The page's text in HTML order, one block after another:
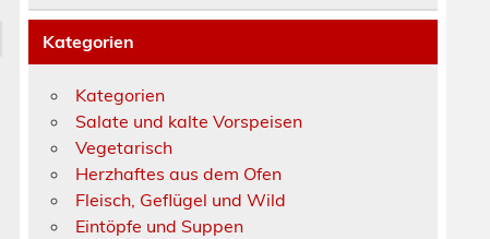
Kategorien
Kategorien
Salate und kalte Vorspeisen
Vegetarisch
Herzhaftes aus dem Ofen
Fleisch, Geflügel und Wild
Eintöpfe und Suppen